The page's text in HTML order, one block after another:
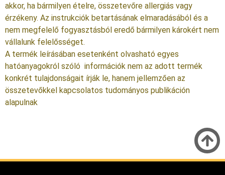
akkor, ha bármilyen ételre, összetevőre allergiás vagy
érzékeny. Az instrukciók betartásának elmaradásából és a
nem megfelelő fogyasztásból eredő bármilyen károkért nem
vállalunk felelősséget.
A termék leírásában esetenként olvasható egyes
hatóanyagokról szóló információk nem az adott termék
konkrét tulajdonságait írják le, hanem jellemzően az
összetevőkkel kapcsolatos tudományos publikáción
alapulnak